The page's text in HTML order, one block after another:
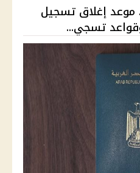
تنسيق الجامعات 2026. موعد إغلاق تسجيل
تسجي...